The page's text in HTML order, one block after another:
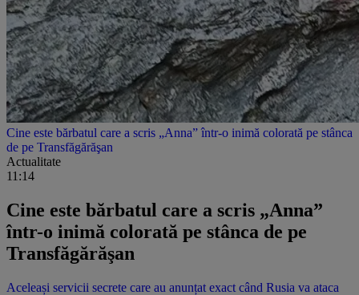
Cine este bărbatul care a scris „Anna” într-o inimă colorată pe stânca
de pe Transfăgărăşan
Actualitate
11:14
Cine este bărbatul care a scris „Anna”
într-o inimă colorată pe stânca de pe
Transfăgărăşan
Aceleași servicii secrete care au anunțat exact când Rusia va ataca